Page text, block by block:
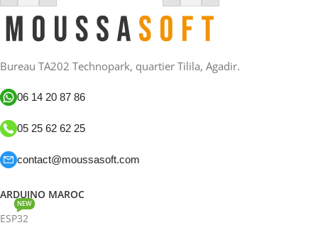
Bureau TA202 Technopark, quartier Tilila, Agadir.
06 14 20 87 86
05 25 62 62 25
contact@moussasoft.com
ARDUINO MAROC
ESP32
NEW